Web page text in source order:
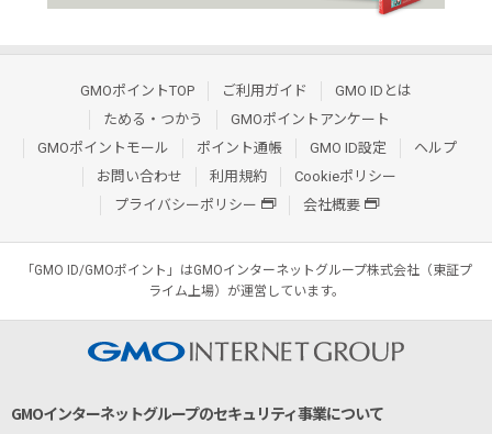
GMOポイントTOP ご利用ガイド
GMO IDとは
ためる・つかう
GMOポイントアンケート
GMOポイントモール
ポイント通帳 GMO ID設定
ヘルプ
お問い合わせ
利用規約
Cookieポリシー
プライバシーポリシー
会社概要
「GMO ID/GMOポイント」はGMOインターネットグループ株式会社（東証プ
ライム上場）が運営しています。
GMOインターネットグループのセキュリティ事業について